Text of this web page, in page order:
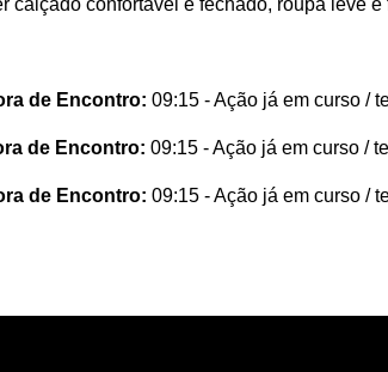
calçado confortável e fechado, roupa leve
de Encontro: 09:15 - Ação já em curso /
de Encontro: 09:15 - Ação já em curso /
de Encontro: 09:15 - Ação já em curso /